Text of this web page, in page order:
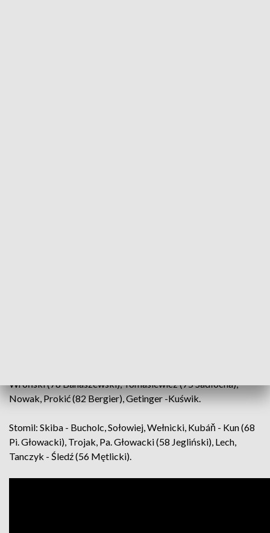
Wroński (78 Banaszewski), Tomasiewicz (75 Sadłocha),
Nowak, Prokić (82 Bergier), Getinger -Kuświk.
Stomil: Skiba - Bucholc, Sołowiej, Wełnicki, Kubáň - Kun (68
Pi. Głowacki), Trojak, Pa. Głowacki (58 Jegliński), Lech,
Tanczyk - Śledź (56 Mętlicki).